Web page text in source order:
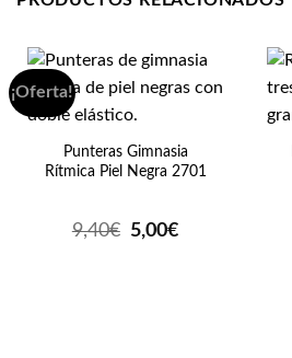
¡Oferta!
Punteras Gimnasia
Rítmica Piel Negra 2701
9,40€ El
5,00€El